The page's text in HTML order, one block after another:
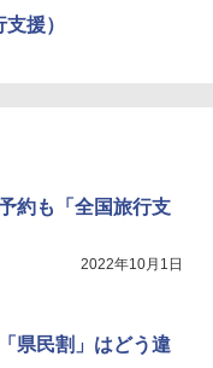
ェコ ポーランド スロヴ
・統計・移動から読み
)
幅200 2-3人用 43
ーズ メッシュ 3-4人用
プテント エクルベージ
ション 山善] 傘みたいに
キャンプ・アウトドア・
能 緊急時用 日本国内発
テント 透けない【換気
援）
約も「全国旅行支
2022年10月1日
県民割」はどう違